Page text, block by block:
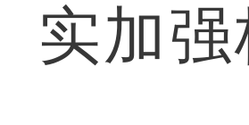
实加